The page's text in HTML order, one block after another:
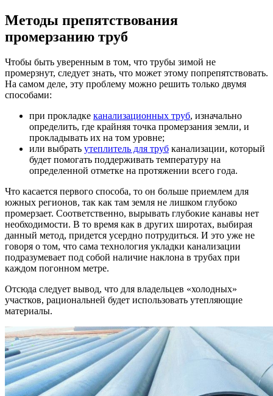
Методы препятствования
промерзанию труб
Чтобы быть уверенным в том, что трубы зимой не
промерзнут, следует знать, что может этому попрепятствовать.
На самом деле, эту проблему можно решить только двумя
способами:
при прокладке канализационных труб, изначально
определить, где крайняя точка промерзания земли, и
прокладывать их на том уровне;
или выбрать утеплитель для труб канализации, который
будет помогать поддерживать температуру на
определенной отметке на протяжении всего года.
Что касается первого способа, то он больше приемлем для
южных регионов, так как там земля не лишком глубоко
промерзает. Соответственно, вырывать глубокие канавы нет
необходимости. В то время как в других широтах, выбирая
данный метод, придется усердно потрудиться. И это уже не
говоря о том, что сама технология укладки канализации
подразумевает под собой наличие наклона в трубах при
каждом погонном метре.
Отсюда следует вывод, что для владельцев «холодных»
участков, рациональней будет использовать утепляющие
материалы.